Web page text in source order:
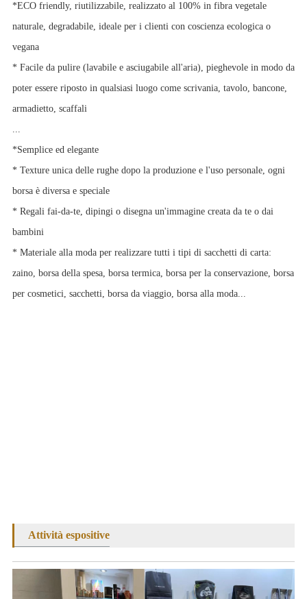
*ECO friendly, riutilizzabile, realizzato al 100% in fibra vegetale
naturale, degradabile, ideale per i clienti con coscienza ecologica o
vegana
* Facile da pulire (lavabile e asciugabile all'aria), pieghevole in modo da
poter essere riposto in qualsiasi luogo come scrivania, tavolo, bancone,
armadietto, scaffali
...
*Semplice ed elegante
* Texture unica delle rughe dopo la produzione e l'uso personale, ogni
borsa è diversa e speciale
* Regali fai-da-te, dipingi o disegna un'immagine creata da te o dai
bambini
* Materiale alla moda per realizzare tutti i tipi di sacchetti di carta:
zaino, borsa della spesa, borsa termica, borsa per la conservazione, borsa
per cosmetici, sacchetti, borsa da viaggio, borsa alla moda...
Attività espositive